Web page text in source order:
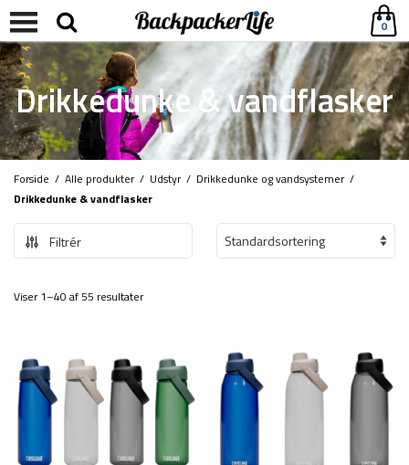
0
Drikkedunke & vandflasker
Forside / Alle produkter/ Udstyr/ Drikkedunke og vandsystemer/
Drikkedunke & vandflasker
Filtrér
Viser 1–40 af 55 resultater